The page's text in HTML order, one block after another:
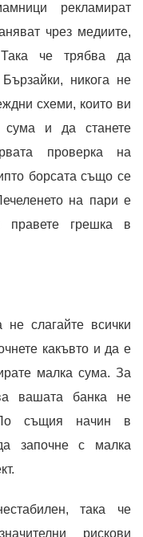
рекламират
чрез медиите,
че трябва да
никога не
схеми, които ви
сума и да станете
проверка на
борсата също се
на пари е
правете грешка в
не слагайте всички
какъвто и да е
малка сума. За
вашата банка не
същия начин в
започне с малка
така че
рискови